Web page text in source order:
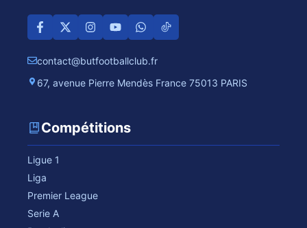
contact@butfootballclub.fr
67, avenue Pierre Mendès France 75013 PARIS
Compétitions
Ligue 1
Liga
Premier League
Serie A